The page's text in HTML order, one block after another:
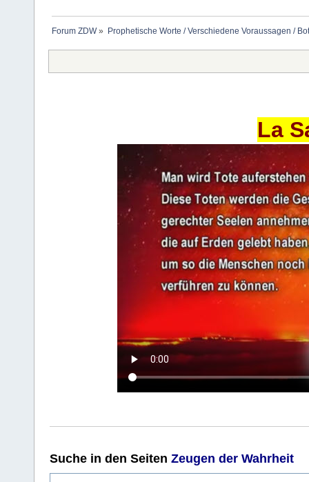
Forum ZDW» Prophetische Worte / Verschiedene Voraussagen /
La
Suche in den Seiten Zeugen der Wahrheit